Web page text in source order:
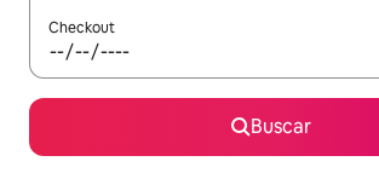
Checkout
Buscar